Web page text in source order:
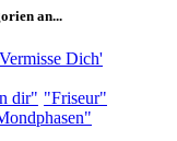
an...
Dich'
dir" "Friseur"